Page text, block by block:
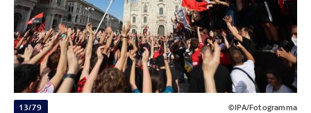
13/79 ©IPA/Fotogramma